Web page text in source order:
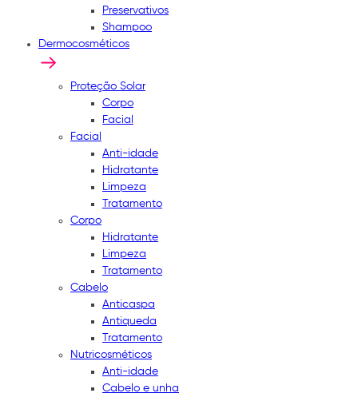
Preservativos
Shampoo
Dermocosméticos
Proteção Solar
Corpo
Facial
Facial
Anti-idade
Hidratante
Limpeza
Tratamento
Corpo
Hidratante
Limpeza
Tratamento
Cabelo
Anticaspa
Antiqueda
Tratamento
Nutricosméticos
Anti-idade
Cabelo e unha